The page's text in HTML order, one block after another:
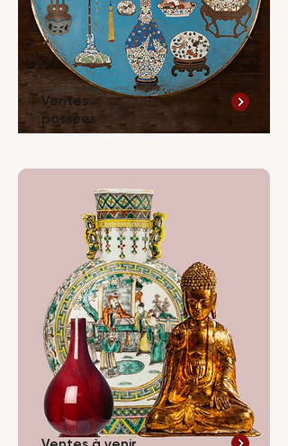
Ventes
passées